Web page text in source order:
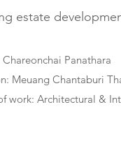
estate
Panathara
Meuang Chantaburi
work: Architectural &